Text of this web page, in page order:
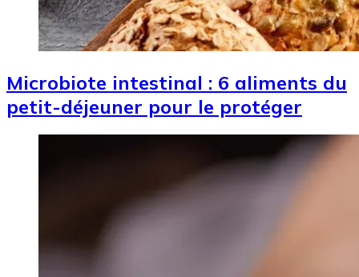
Microbiote intestinal : 6 aliments du
petit-déjeuner pour le protéger